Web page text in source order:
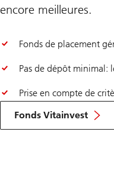
encore meilleures.
Fonds de placement
Pas de dépôt minimal:
Prise en compte de
Fonds Vitainvest